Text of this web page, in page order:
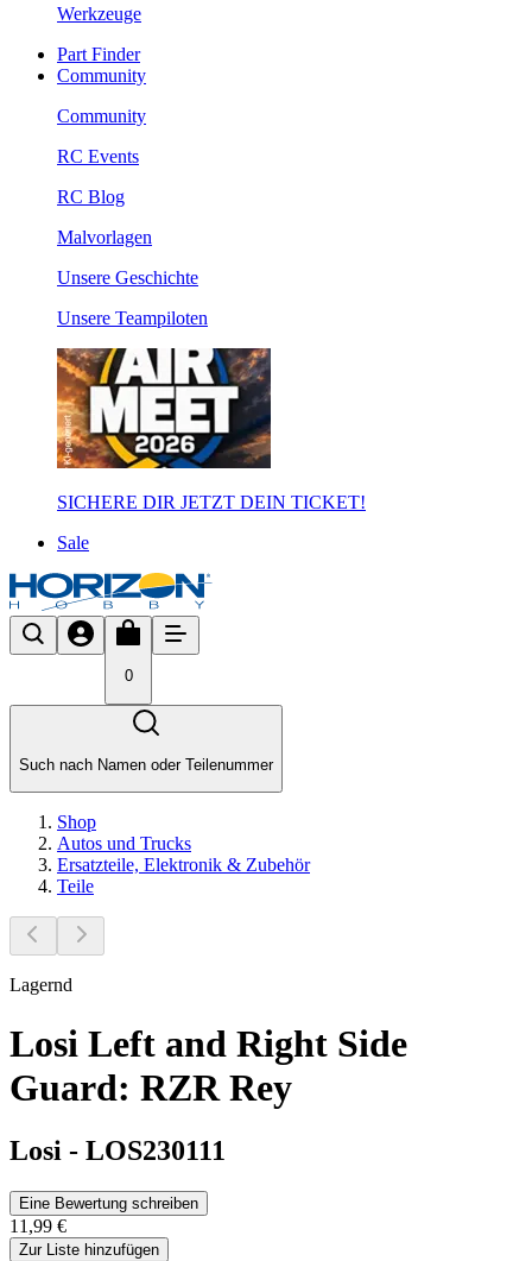
Werkzeuge
Part Finder
Community
Community
RC Events
RC Blog
Malvorlagen
Unsere Geschichte
Unsere Teampiloten
SICHERE DIR JETZT DEIN TICKET!
Sale
0
Such nach Namen oder Teilenummer
Shop
Autos und Trucks
Ersatzteile, Elektronik & Zubehör
Teile
Lagernd
Losi Left and Right Side
Guard: RZR Rey
Losi - LOS230111
Eine Bewertung schreiben
11,99 €
Zur Liste hinzufügen